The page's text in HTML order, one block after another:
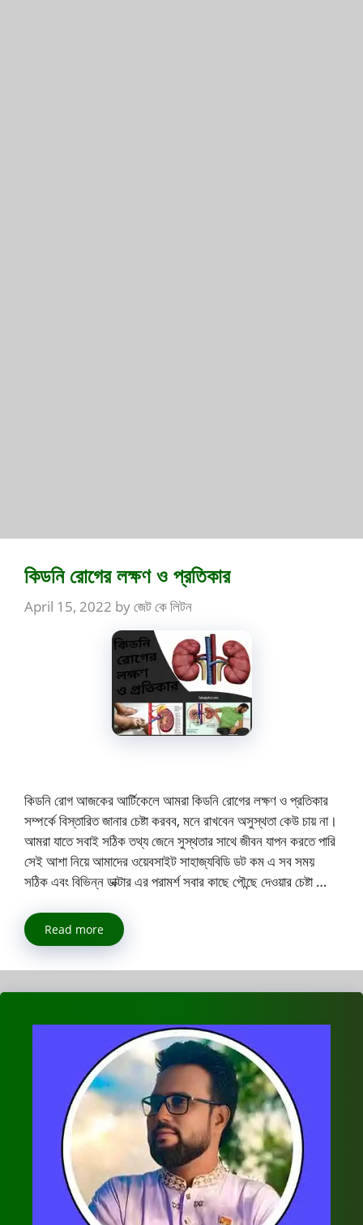
কিডনি রোগের লক্ষণ ও প্রতিকার
April 15, 2022 byজেট কে লিটন
কিডনি রোগ আজকের আর্টিকেলে আমরা কিডনি রোগের লক্ষণ ও প্রতিকার
সম্পর্কে বিস্তারিত জানার চেষ্টা করবব, মনে রাখবেন অসুস্থতা কেউ চায় না।
আমরা যাতে সবাই সঠিক তথ্য জেনে সুস্থতার সাথে জীবন যাপন করতে পারি
সেই আশা নিয়ে আমাদের ওয়েবসাইট সাহাজ্যবিডি ডট কম এ সব সময়
সঠিক এবং বিভিন্ন ডাক্টার এর পরামর্শ সবার কাছে পৌন্ছে দেওয়ার চেষ্টা …
Read more